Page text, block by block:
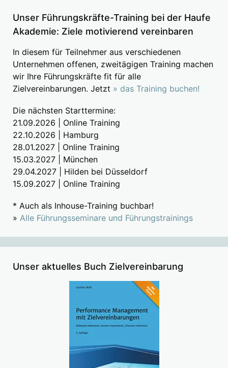
Unser Führungskräfte-Training bei der Haufe
Akademie: Ziele motivierend vereinbaren
In diesem für Teilnehmer aus verschiedenen
Unternehmen offenen, zweitägigen Training machen
wir Ihre Führungskräfte fit für alle
Zielvereinbarungen. Jetzt » das Training buchen!
Die nächsten Starttermine:
21.09.2026 | Online Training
22.10.2026 | Hamburg
28.01.2027 | Online Training
15.03.2027 | München
29.04.2027 | Hilden bei Düsseldorf
15.09.2027 | Online Training
* Auch als Inhouse-Training buchbar!
» Alle Führungsseminare und Führungstrainings
Unser aktuelles Buch Zielvereinbarung